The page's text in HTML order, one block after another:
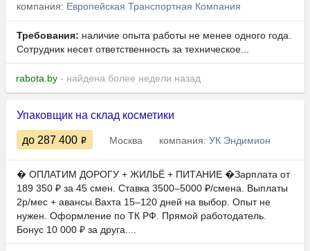
компания: Европейская Транспортная Компания
Требования: наличие опыта работы не менее одного года.
Сотрудник несет ответственность за техническое...
rabota.by - найдена более недели назад
Упаковщик на склад косметики
до 287 400 Москва компания: УК Эндимион
� ОПЛАТИМ ДОРОГУ + ЖИЛЬЁ + ПИТАНИЕ �Зарплата от
189 350 ₽ за 45 смен. Ставка 3500–5000 ₽/смена. Выплаты
2р/мес + авансы.Вахта 15–120 дней на выбор. Опыт не
нужен. Оформление по ТК РФ. Прямой работодатель.
Бонус 10 000 ₽ за друга....